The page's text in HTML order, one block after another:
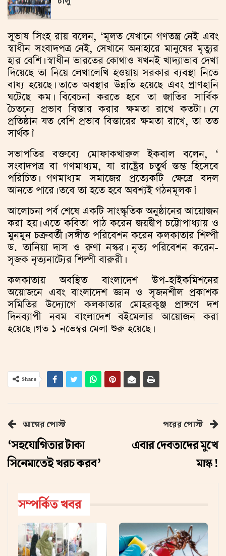
সুভাষ সিংহ রায় বলেন, ‘মূলত যেখানে গণতন্ত্র নেই এবং
স্বাধীন সংবাদপত্র নেই, সেখানে অনাহারে মানুষের মৃত্যুর
হার বেশি। স্বাধীন ভারতের কোথাও যখনই খাদ্যাভাব দেখা
দিয়েছে তা নিয়ে লেখালেখি হওয়ায় সরকার ব্যবস্থা নিতে
বাধ্য হয়েছে। তাতে অবস্থার উন্নতি হয়েছে এবং প্রাণহানি
ঘটেছে কম। বিবেচনা করতে হবে তা জাতির সার্বিক
চৈতন্যে প্রভাব বিস্তার করার ক্ষমতা রাখে কতটা। যে
প্রতিষ্ঠান যত বেশি প্রভাব বিস্তারের ক্ষমতা রাখে, তা তত
সার্থক।’
সভাপতির বক্তব্যে মোফাকখারুল ইকবাল বলেন, ‘
সংবাদপত্র বা গণমাধ্যম, যা রাষ্ট্রের চতুর্থ স্তম্ভ হিসেবে
পরিচিত। গণমাধ্যম সমাজের প্রত্যেকটি ক্ষেত্রে বদল
আনতে পারে। তবে তা হতে হবে অবশ্যই গঠনমূলক।’
আলোচনা পর্ব শেষে একটি সাংস্কৃতিক অনুষ্ঠানের আয়োজন
করা হয়। এতে কবিতা পাঠ করেন জয়দ্বীপ চট্টোপাধ্যায় ও
মুনমুন চক্রবর্তী। সঙ্গীত পরিবেশন করেন কলকাতার শিল্পী
ড. তানিয়া দাস ও রুণা নস্কর। নৃত্য পরিবেশন করেন-
সৃজক নৃত্যনাট্যের শিল্পী বারুরী।
কলকাতায় অবস্থিত বাংলাদেশ উপ-হাইকমিশনের
অয়োজনে এবং বাংলাদেশ জ্ঞান ও সৃজনশীল প্রকাশক
সমিতির উদ্যোগে কলকাতার মোহরকুঞ্জ প্রাঙ্গণে দশ
দিনব্যাপী নবম বাংলাদেশ বইমেলার আয়োজন করা
হয়েছে। গত ১ নভেম্বর মেলা শুরু হয়েছে।
Share
আগের পোস্ট
‘সহযোগিতার টাকা
সিনেমাতেই খরচ করব’
পরের পোস্ট
এবার দেবতাদের মুখে
মাস্ক !
সম্পর্কিত খবর